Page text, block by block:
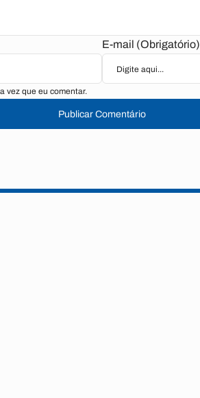
E-mail (Obrigatório)
vez que eu comentar.
Publicar Comentário